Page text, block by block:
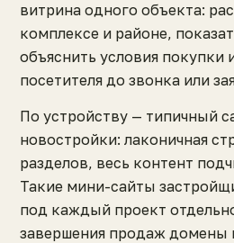
витрина одного объекта:
комплексе и районе,
объяснить условия покупки
посетителя до звонка или
По устройству — типичный
новостройки: лаконичная
разделов, весь контент
Такие мини-сайты
под каждый проект
завершения продаж домены